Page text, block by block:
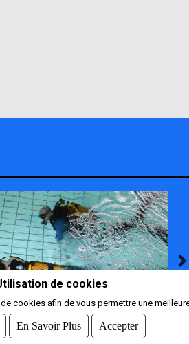
de cookies
cookies afin de vous permettre une
En Savoir Plus Accepter